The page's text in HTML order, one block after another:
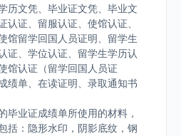
历文凭、毕业证文凭、毕业文
认证、留服认证、使馆认证、
馆留学回国人员证明、留学生
证、学位认证、留学生学历认
馆认证（留学回国人员证
绩单、在读证明、录取通知书
毕业证成绩单所使用的材料，
括：隐形水印，阴影底纹，钢